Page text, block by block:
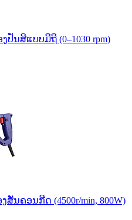
ງປັ່ນສີແບບມືຖື (0–1030 rpm)
ງສັ່ນຄອນກີດ (4500r/min, 800W)